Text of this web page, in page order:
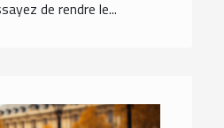
de rendre le...